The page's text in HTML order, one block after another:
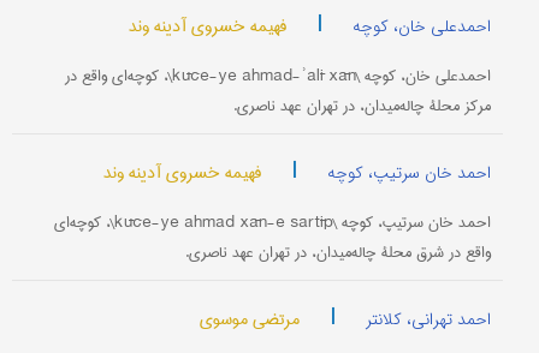
احمدعلی خان، کوچه | فهیمه خسروی آدینه وند
احمدعلی خان، کوچه \kūče-ye ahmad-ʾalī xān\، کوچه‌ای واقع در
مرکز محلۀ چاله‌میدان، در تهران عهد ناصری.
احمد خان سرتیپ، کوچه | فهیمه خسروی آدینه وند
احمد ‌خان سرتیپ، کوچه \kūče-ye ahmad xān-e sartīp\، کوچه‌ای
واقع در شرق محلۀ چاله‌میدان، در تهران عهد ناصری.
احمد تهرانی، کلانتر | مرتضی موسوی